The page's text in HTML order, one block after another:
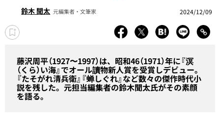
鈴木 聞太 元編集者・文筆家 2024/12/09
藤沢周平（1927〜1997）は、昭和46（1971）年に『溟
（くら）い海』でオール讀物新人賞を受賞しデビュー。
『たそがれ清兵衛』『蝉しぐれ』など数々の傑作時代小
説を残した。元担当編集者の鈴木聞太氏がその素顔
を語る。